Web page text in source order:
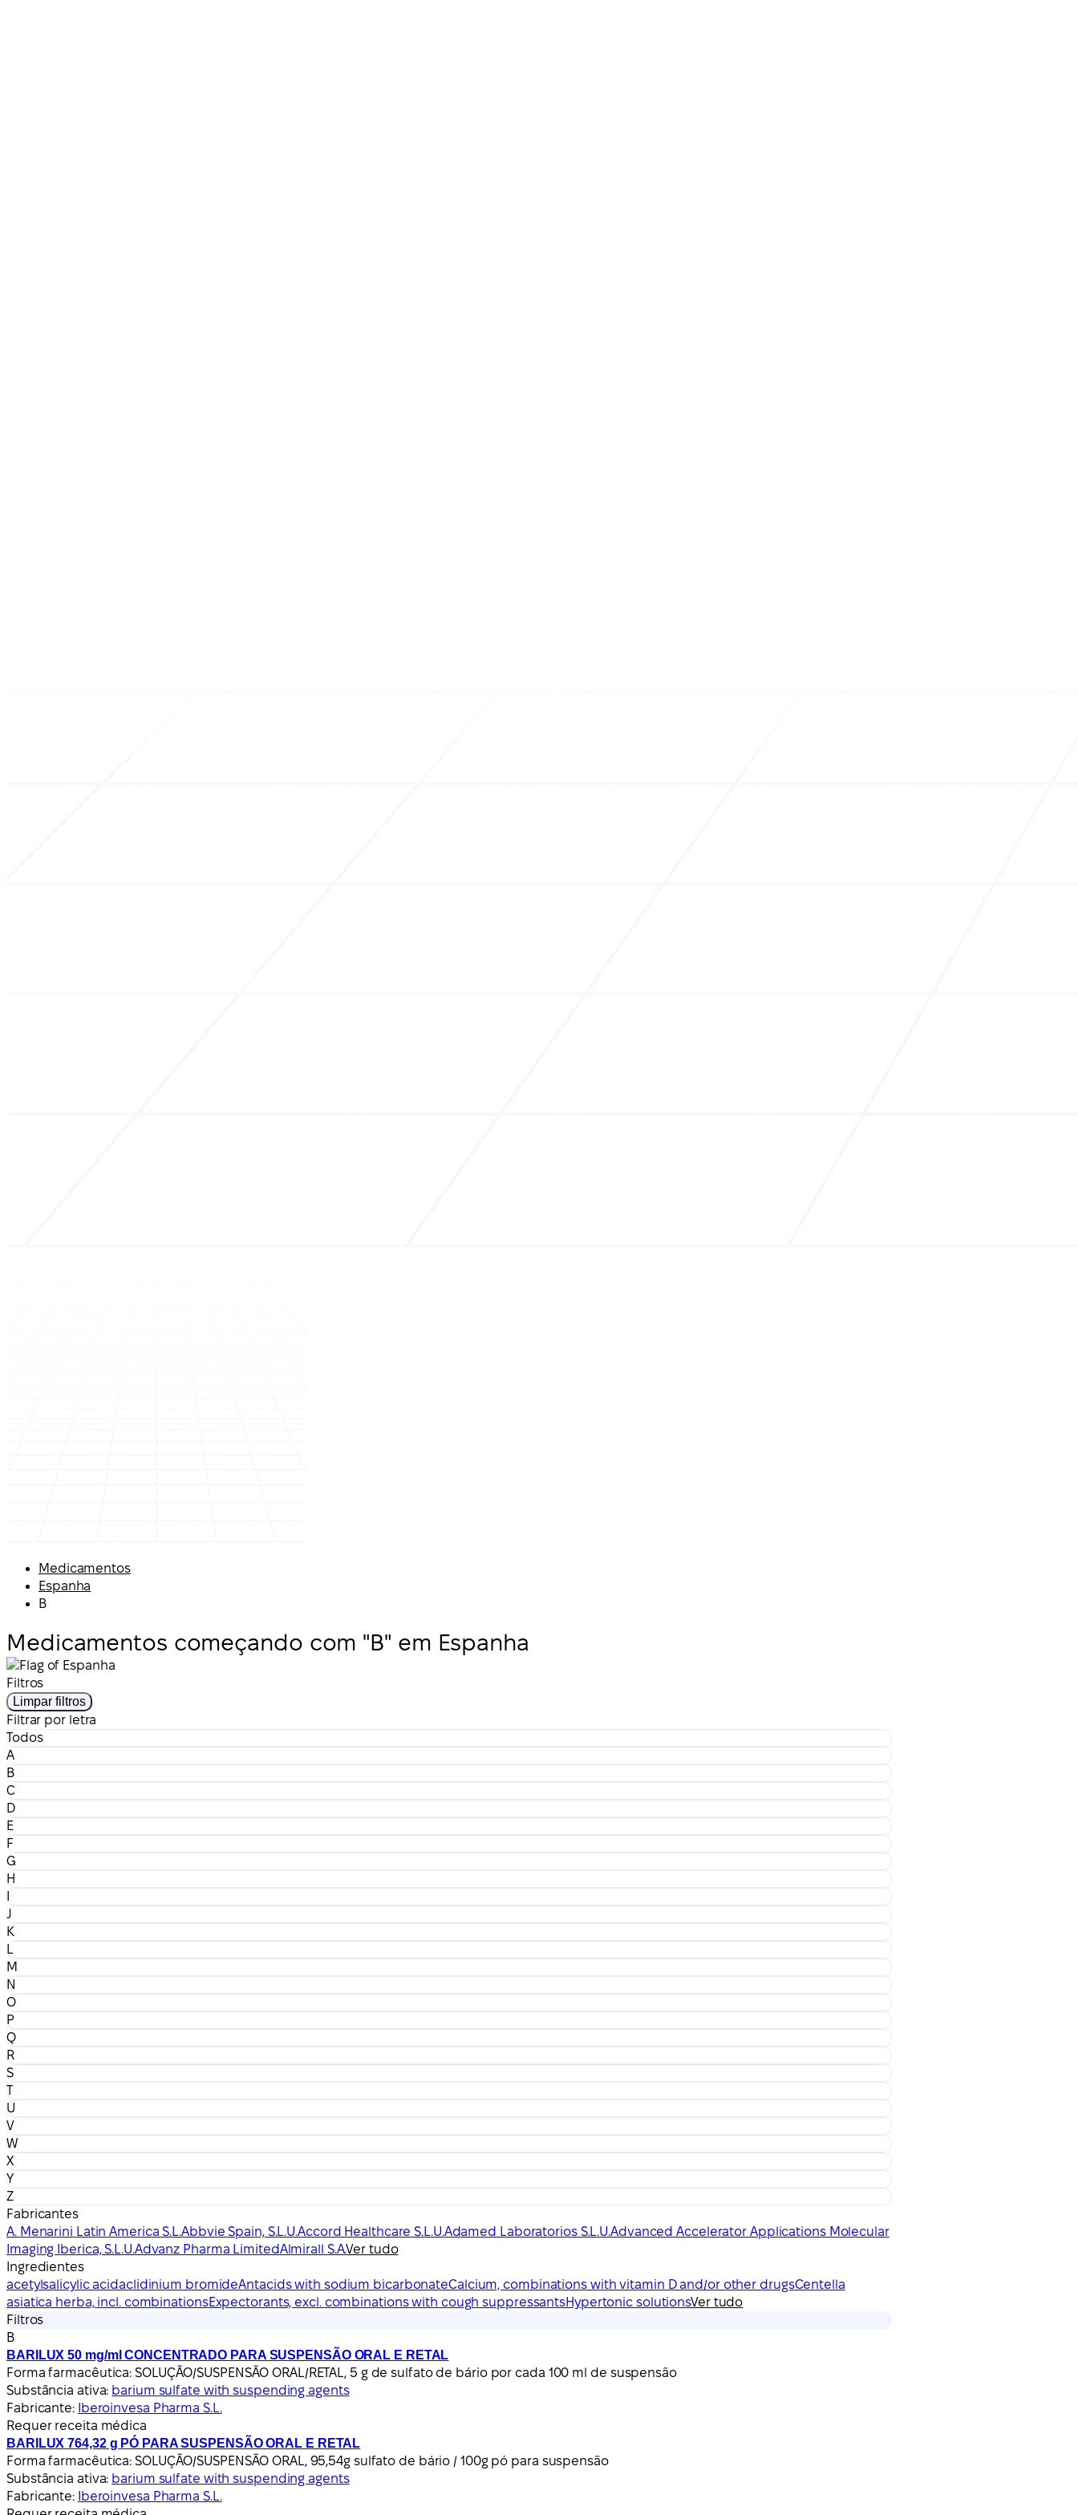
Medicamentos
Espanha
B
Medicamentos começando com "B" em Espanha
Filtros
Limpar filtros
Filtrar por letra
Todos
A
B
C
D
E
F
G
H
I
J
K
L
M
N
O
P
Q
R
S
T
U
V
W
X
Y
Z
Fabricantes
A. Menarini Latin America S.L.Abbvie Spain, S.L.U.Accord Healthcare S.L.U.Adamed Laboratorios S.L.U.Advanced Accelerator Applications Molecular
Imaging Iberica, S.L.U.Advanz Pharma LimitedAlmirall S.A.Ver tudo
Ingredientes
acetylsalicylic acidaclidinium bromideAntacids with sodium bicarbonateCalcium, combinations with vitamin D and/or other drugsCentella
asiatica herba, incl. combinationsExpectorants, excl. combinations with cough suppressantsHypertonic solutionsVer tudo
Filtros
B
BARILUX 50 mg/ml CONCENTRADO PARA SUSPENSÃO ORAL E RETAL
Forma farmacêutica: SOLUÇÃO/SUSPENSÃO ORAL/RETAL, 5 g de sulfato de bário por cada 100 ml de suspensão
Substância ativa: barium sulfate with suspending agents
Fabricante: Iberoinvesa Pharma S.L.
Requer receita médica
BARILUX 764,32 g PÓ PARA SUSPENSÃO ORAL E RETAL
Forma farmacêutica: SOLUÇÃO/SUSPENSÃO ORAL, 95,54g sulfato de bário / 100g pó para suspensão
Substância ativa: barium sulfate with suspending agents
Fabricante: Iberoinvesa Pharma S.L.